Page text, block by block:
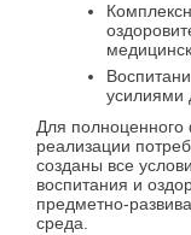
усилиями
Для полноценного
реализации
созданы все
воспитания и
предметно-
среда.